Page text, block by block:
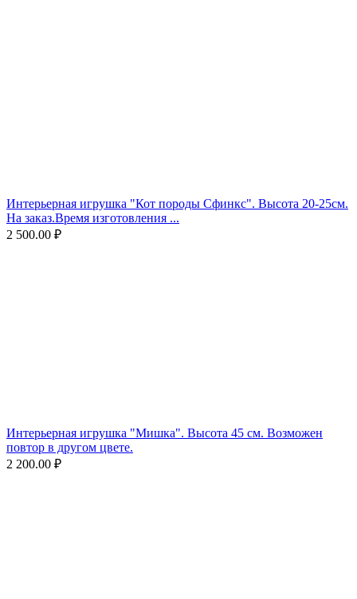
Интерьерная игрушка "Кот породы Сфинкс". Высота 20-25см.
На заказ.Время изготовления ...
2 500.00 ₽
Интерьерная игрушка "Мишка". Высота 45 см. Возможен
повтор в другом цвете.
2 200.00 ₽